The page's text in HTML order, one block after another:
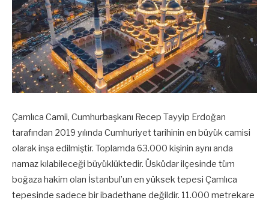
Çamlıca Camii, Cumhurbaşkanı Recep Tayyip Erdoğan
tarafından 2019 yılında Cumhuriyet tarihinin en büyük camisi
olarak inşa edilmiştir. Toplamda 63.000 kişinin aynı anda
namaz kılabileceği büyüklüktedir. Üsküdar ilçesinde tüm
boğaza hakim olan İstanbul’un en yüksek tepesi Çamlıca
tepesinde sadece bir ibadethane değildir. 11.000 metrekare